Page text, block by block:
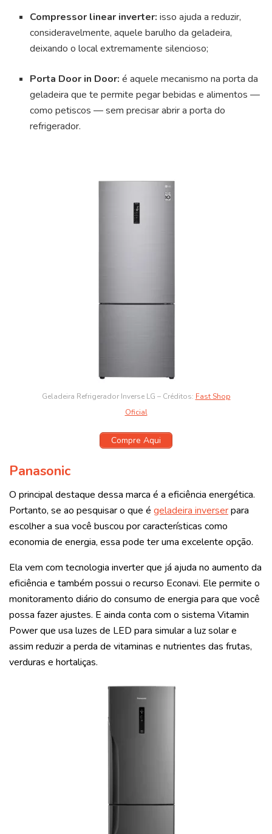
Compressor linear inverter: isso ajuda a reduzir,
consideravelmente, aquele barulho da geladeira,
deixando o local extremamente silencioso;
Porta Door in Door: é aquele mecanismo na porta da
geladeira que te permite pegar bebidas e alimentos —
como petiscos — sem precisar abrir a porta do
refrigerador.
Geladeira Refrigerador Inverse LG – Créditos: Fast Shop
Oficial
Compre Aqui
Panasonic
O principal destaque dessa marca é a eficiência energética.
Portanto, se ao pesquisar o que é geladeira inverserpara
escolher a sua você buscou por características como
economia de energia, essa pode ter uma excelente opção.
Ela vem com tecnologia inverter que já ajuda no aumento da
eficiência e também possui o recurso Econavi. Ele permite o
monitoramento diário do consumo de energia para que você
possa fazer ajustes. E ainda conta com o sistema Vitamin
Power que usa luzes de LED para simular a luz solar e
assim reduzir a perda de vitaminas e nutrientes das frutas,
verduras e hortaliças.